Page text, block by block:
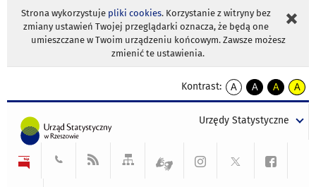
Strona wykorzystuje pliki cookies. Korzystanie z witryny bez
zmiany ustawień Twojej przeglądarki oznacza, że będą one
umieszczane w Twoim urządzeniu końcowym. Zawsze możesz
zmienić te ustawienia.
Kontrast:
A
kontrast
A
kontrast
tekst
czarnym
A
kontrast
tekst
czarnym
A
tekst
żółtym
Urzędy Statystyczne